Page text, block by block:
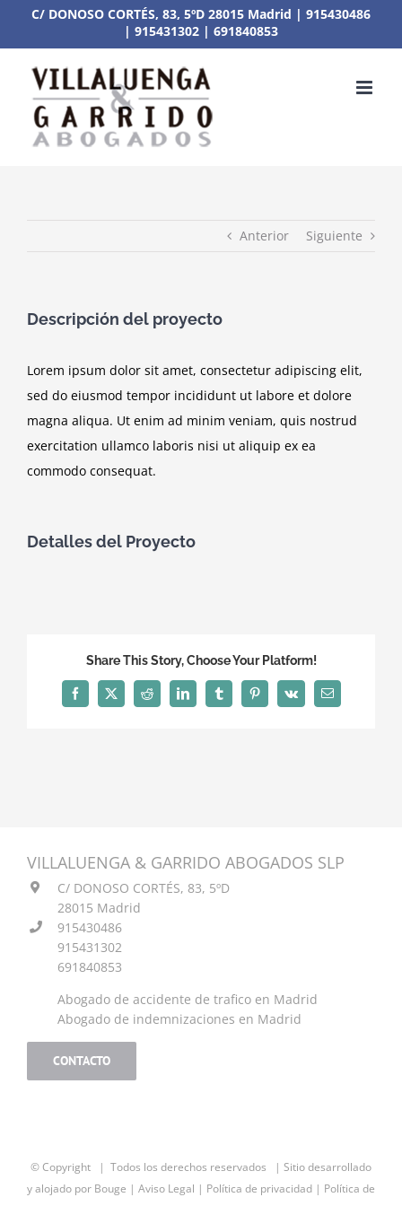
SaltarC/ DONOSO CORTÉS, 83, 5ºD 28015 Madrid | 915430486
| 915431302 | 691840853
Anterior Siguiente
Descripción del proyecto
Lorem ipsum dolor sit amet, consectetur adipiscing elit,
sed do eiusmod tempor incididunt ut labore et dolore
magna aliqua. Ut enim ad minim veniam, quis nostrud
exercitation ullamco laboris nisi ut aliquip ex ea
commodo consequat.
Detalles del Proyecto
Share This Story, Choose Your Platform!
Facebook
X Reddit LinkedInTumblrPinterest
Vk
Correo
electrónico
VILLALUENGA & GARRIDO ABOGADOS SLP
C/ DONOSO CORTÉS, 83, 5ºD
28015 Madrid
915430486
915431302
691840853
Abogado de accidente de trafico en Madrid
Abogado de indemnizaciones en Madrid
CONTACTO
© Copyright
| Todos los derechos reservados | Sitio desarrollado
y alojado por Bouge | Aviso Legal | Política de privacidad | Política de
Necesarias
cookies no
Estadísticas
Para que
podamos
mejorar la
funcionalidad
de la web, en
base a cómo
se usa la web.
Experiencia
visita. Si
rechaza estas